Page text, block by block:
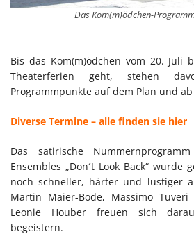
Das Kom(m)ödchen-
Bis das Kom(m)ödchen vom 20. Juli
Theaterferien geht, stehen
Programmpunkte auf dem Plan und
Diverse Termine – alle finden sie hier
Das satirische
Ensembles „Don´t Look Back“
noch schneller, härter und lustiger
Martin Maier-Bode, Massimo
Leonie Houber freuen sich
begeistern.